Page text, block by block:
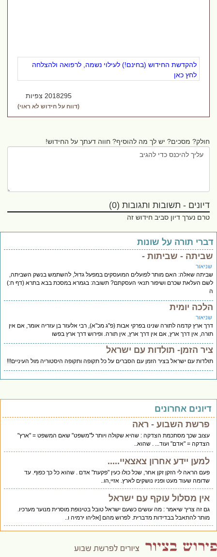
להקדשת החידוש (בחינם!) לעילוי נשמה, לרפואה ולהצלחה
לחץ כאן
2018295 צפיות
(דווח על חידוש לא ראוי)
חולק? מסכים? יש לך מה להוסיף? חווה דעתך על החידוש!
דיונים - תשובות ותגובות (0)
טרם נערך דיון סביב חידוש זה
תורה על שונות
- שביתות -
שאלה: האם מותר לפועלים המועסקים במפעל גדול, להשתמש בנשק השביתה,
העלאת שכרם ושיפור תנאי העסקתם? תשובה: בגמרא במסכת בבא בתרא (דף ח:)
יומית
ארץ קדמה לתורה שנינו בפרקי אבות (פ"ג מכ"א), רבי אלעזר בן עזריה אומר, אם אין
אין דרך ארץ, אם אין דרך ארץ, אין תורה. ופירוש דרך ארץ בפשו
הזמן- תולדות עם ישראל
עם ישראל בציר הזמן עם הסברים על כל תקופה ותקופה היסטוריה מול העיניים!!!
אחרונים
פרשת השבוע - ראה
עצוב שכך מסתכמת הצדקה : שהיא שקולה ויותר ל"משפט" שאם המשפט = "ארץ"
הצדקה = "אדם" ועוד... . שהוא..
למען יידע אחרון צאצאיי.....
פעם הראה לי הזקן זקן אחר, שכל כולו כעין "פקעת" אדם . שהוא כל כך כפוף. עד
שדומה שעוד מעט ופניו נושקים לארץ. אזיי,הו..
אין מסלול עוקף עם ישראל
גם זה צריך שיאמר : מה עושים כשעם ישראל טובל בטינופת מוסרית מנוער מערכיו.
מותר להתאבל בבדידות מדברית. לפרוש מהם [אליהו ירמיה ו..